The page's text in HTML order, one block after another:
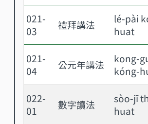
021-
03
禮拜講法
lé-pài
huat
021-
04
公元年講法
kong-
kóng-
022-
01
數字讀法
sòo-jī
huat